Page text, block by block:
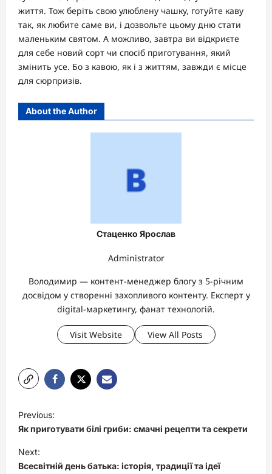
життя. Тож беріть свою улюблену чашку, готуйте каву
так, як любите саме ви, і дозвольте цьому дню стати
маленьким святом. А можливо, завтра ви відкриєте
для себе новий сорт чи спосіб приготування, який
змінить усе. Бо з кавою, як і з життям, завжди є місце
для сюрпризів.
About the Author
Стаценко Ярослав
Administrator
Володимир — контент-менеджер блогу з 5-річним
досвідом у створенні захопливого контенту. Експерт у
digital-маркетингу, фанат технологій.
Visit Website View All Posts
P
o
s
t
Previous:
Як приготувати білі гриби: смачні рецепти та секрети
Next:
Всесвітній день батька: історія, традиції та ідеї